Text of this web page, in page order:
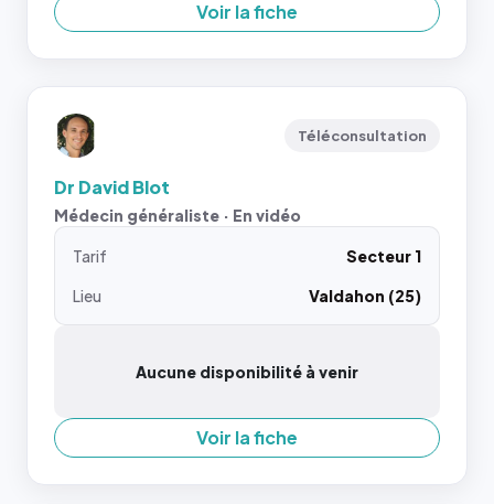
Voir la fiche
Téléconsultation
Dr David Blot
Médecin généraliste · En vidéo
Tarif
Secteur 1
Lieu
Valdahon (25)
Aucune disponibilité à venir
Voir la fiche